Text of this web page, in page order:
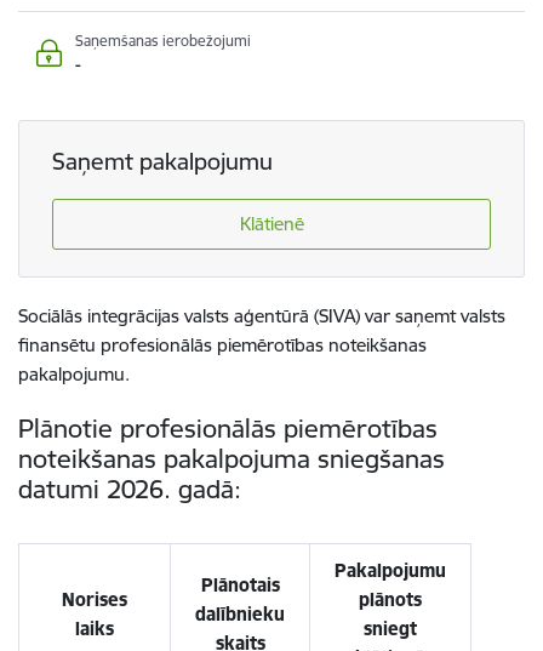
Saņemšanas ierobežojumi
-
Saņemt pakalpojumu
Klātienē
Sociālās integrācijas valsts aģentūrā (SIVA) var saņemt valsts
finansētu profesionālās piemērotības noteikšanas
pakalpojumu.
Plānotie profesionālās piemērotības
noteikšanas pakalpojuma sniegšanas
datumi 2026. gadā:
Norises
laiks
Plānotais
dalībnieku
skaits
Pakalpojumu
plānots
sniegt